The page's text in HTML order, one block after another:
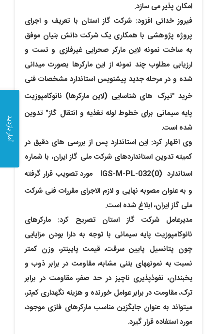
آمار بازدید
امکان پذیر می سازد.
فیروز خدائی افزود: شرکت گاز استان با تعریف و اجرای
پروژه پژوهشی با همکاری یک شرکت دانش بنیان موفق
به ساخت نمونه لاین مارکر صحرایی غیرفلزی و تست و
ارزیابی مطلوب چند نمونه از این مارکرها بصورت میدانی
شده و در مرحله جدید پیش­نویس استاندارد مشخصات فنی
خرید "تیرک های شناسایی (لاین مارکرها) نانوکامپوزیت
پایه سیمانی برای خطوط لوله تغذیه و انتقال گاز" تدوین
شده است.
وی اظهار کرد: این استاندارد پس از بررسی های دقیق در
کمیته تدوین استانداردهای شرکت ملی گاز ایران، با شماره
استاندارد IGS-M-PL-032(0)
مورد تصویب قرار گرفته
و به عنوان مصوبه نهایی و لازم الاجرای مقررات فنی شرکت
ملی گاز ایران، ابلاغ شده است.
مدیرعامل شرکت گاز استان تصریح کرد: مارکرهای
نانوکامپوزیت پایه سیمانی با توجه به دارا بودن مزایایی
چون پتانسیل پایین سرقت، قیمت پایین­تر، وزن کمتر
نسبت به نمونه­های بتنی مشابه، مقاومت در برابر ذوب و
یخبندان، نفوذپذیری ناچیز در حد صفر، مقاومت در برابر
ترک، مقاومت در برابر عوامل خورنده و هزینه نگهداری کم‌تر،
می­تواند به عنوان جایگزین مناسب مارکرهای فلزی موجود،
مورد استفاده قرار گیرد.